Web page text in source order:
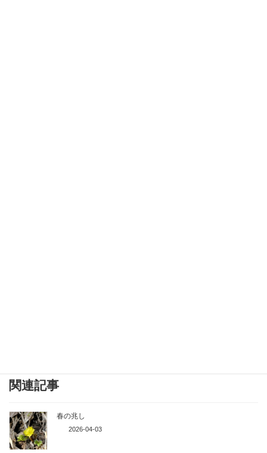
関連記事
春の兆し
2026-04-03